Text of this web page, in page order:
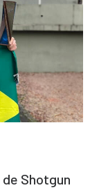
Shotgun